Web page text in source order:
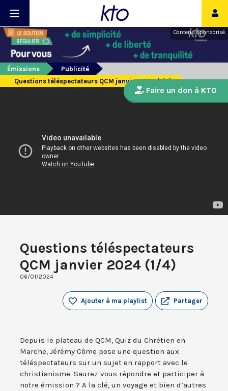
Contenu sponsorisé
Émissions
Publicité
Questions téléspectateurs QCM janvier 2024 (1/4)
Questions téléspectateurs
QCM janvier 2024 (1/4)
06/01/2024
Partager
Ajouter à ma playlist
Depuis le plateau de QCM, Quiz du Chrétien en
Marche, Jérémy Côme pose une question aux
téléspectateurs sur un sujet en rapport avec le
christianisme. Saurez-vous répondre et participer à
notre émission ? A la clé, un voyage et bien d’autres
Faire un don à KTO